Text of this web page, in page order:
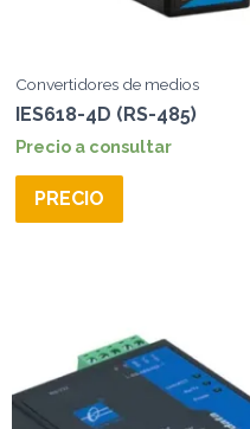
Convertidores de medios
IES618-4D (RS-485)
Precio a consultar
PRECIO